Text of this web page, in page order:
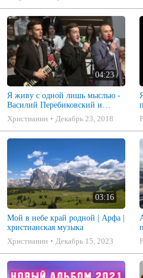
04:23
Я живу с одной лишь мыслью -
Василий Перебиковский и
группа. Conference VA 2017
Христианин Декабрь 23, 2018
03:16
Мой в небе край родной | Арфа |
христианская музыка
Христианин
Декабрь 15, 2023